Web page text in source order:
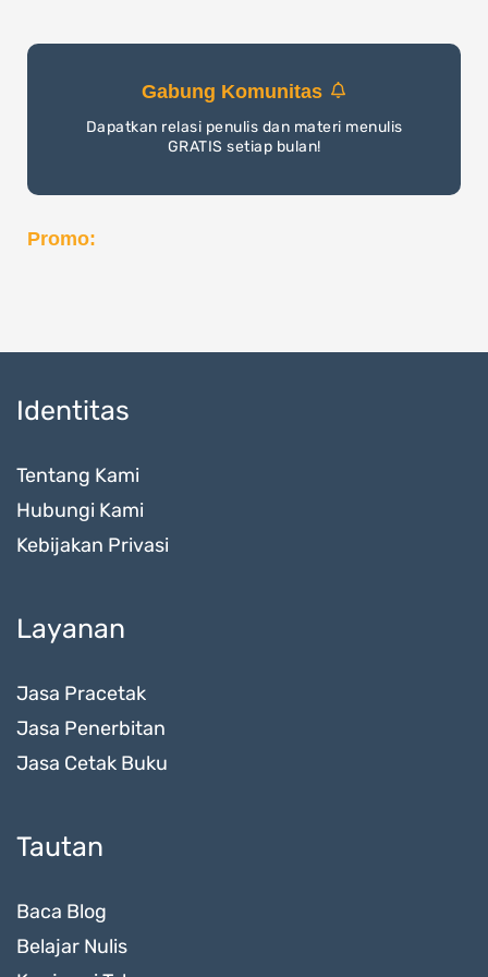
Gabung Komunitas
Dapatkan relasi penulis dan materi menulis
GRATIS setiap bulan!
Promo:
Identitas
Tentang Kami
Hubungi Kami
Kebijakan Privasi
Layanan
Jasa Pracetak
Jasa Penerbitan
Jasa Cetak Buku
Tautan
Baca Blog
Belajar Nulis